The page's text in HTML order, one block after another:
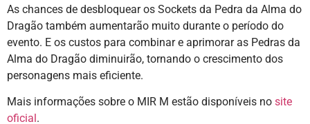
As chances de desbloquear os Sockets da Pedra da Alma do
Dragão também aumentarão muito durante o período do
evento. E os custos para combinar e aprimorar as Pedras da
Alma do Dragão diminuirão, tornando o crescimento dos
personagens mais eficiente.
Mais informações sobre o MIR M estão disponíveis no site
oficial.